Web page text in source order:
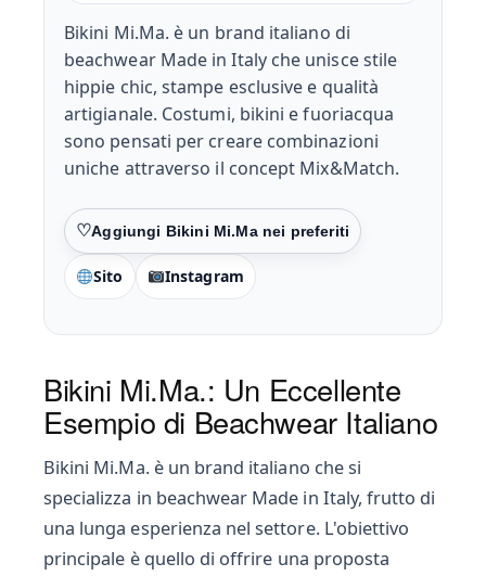
Bikini Mi.Ma. è un brand italiano di
beachwear Made in Italy che unisce stile
hippie chic, stampe esclusive e qualità
artigianale. Costumi, bikini e fuoriacqua
sono pensati per creare combinazioni
uniche attraverso il concept Mix&Match.
Preferiti
Sito Instagram
Bikini Mi.Ma.: Un Eccellente
Esempio di Beachwear Italiano
Bikini Mi.Ma. è un brand italiano che si
specializza in beachwear Made in Italy, frutto di
una lunga esperienza nel settore. L'obiettivo
principale è quello di offrire una proposta